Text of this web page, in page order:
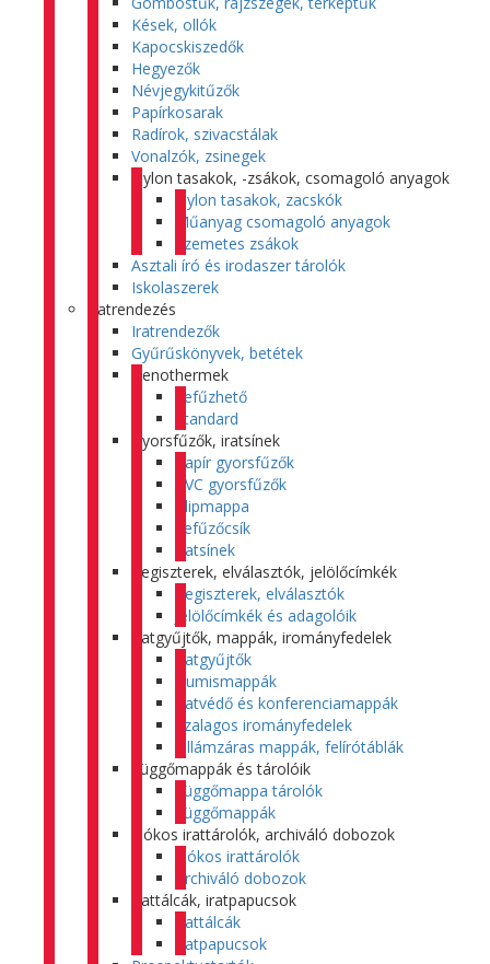
Kések, ollók
Kapocskiszedők
Hegyezők
Névjegykitűzők
Papírkosarak
Radírok, szivacstálak
Vonalzók, zsinegek
Nylon tasakok, -zsákok, csomagoló anyagok
Nylon tasakok, zacskók
Műanyag csomagoló anyagok
Szemetes zsákok
Asztali író és irodaszer tárolók
Iskolaszerek
Iratrendezés
Iratrendezők
Gyűrűskönyvek, betétek
Genothermek
Lefűzhető
Standard
Gyorsfűzők, iratsínek
Papír gyorsfűzők
PVC gyorsfűzők
Klipmappa
Lefűzőcsík
Iratsínek
Regiszterek, elválasztók, jelölőcímkék
Regiszterek, elválasztók
Jelölőcímkék és adagolóik
Iratgyűjtők, mappák, irományfedelek
Iratgyűjtők
Gumismappák
Iratvédő és konferenciamappák
Szalagos irományfedelek
Villámzáras mappák, felírótáblák
Függőmappák és tárolóik
Függőmappa tárolók
Függőmappák
Fiókos irattárolók, archiváló dobozok
Fiókos irattárolók
Archiváló dobozok
Irattálcák, iratpapucsok
Irattálcák
Iratpapucsok